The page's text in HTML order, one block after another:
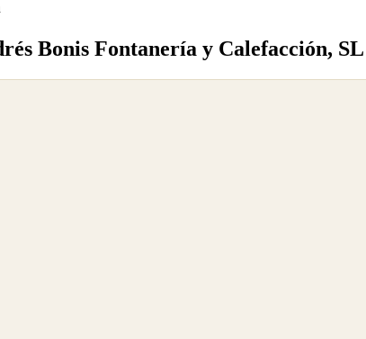
Bonis Fontanería y Calefacción, SL